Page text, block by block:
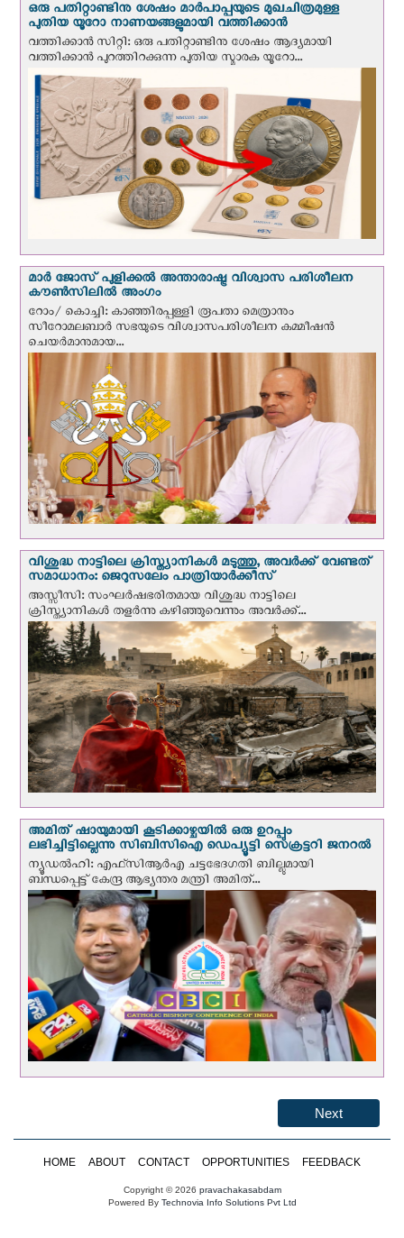
ഒരു പതിറ്റാണ്ടിനു ശേഷം മാർപാപ്പയുടെ മുഖചിത്രമുള്ള
പുതിയ യൂറോ നാണയങ്ങളുമായി വത്തിക്കാന്‍
വത്തിക്കാന്‍ സിറ്റി: ഒരു പതിറ്റാണ്ടിനു ശേഷം ആദ്യമായി
വത്തിക്കാൻ പുറത്തിറക്കുന്ന പുതിയ സ്മാരക യൂറോ...
മാർ ജോസ് പുളിക്കൽ അന്താരാഷ്ട്ര വിശ്വാസ പരിശീലന
കൗൺസിലിൽ അംഗം
റോം/ കൊച്ചി: കാഞ്ഞിരപ്പള്ളി രൂപതാ മെത്രാനും
സീറോമലബാർ സഭയുടെ വിശ്വാസപരിശീലന കമ്മീഷൻ
ചെയർമാനുമായ...
വിശുദ്ധ നാട്ടിലെ ക്രിസ്ത്യാനികൾ മടുത്തു, അവർക്ക് വേണ്ടത്
സമാധാനം: ജെറുസലേം പാത്രിയാര്‍ക്കീസ്
അസ്സീസി: സംഘര്‍ഷഭരിതമായ വിശുദ്ധ നാട്ടിലെ
ക്രിസ്ത്യാനികൾ തളര്‍ന്നു കഴിഞ്ഞുവെന്നും അവർക്ക്...
അമിത് ഷായുമായി കൂടിക്കാഴ്ചയില്‍ ഒരു ഉറപ്പും
ലഭിച്ചിട്ടില്ലെന്നു സിബിസിഐ ഡെപ്യൂട്ടി സെക്രട്ടറി ജനറല്‍
ന്യൂഡല്‍ഹി: എഫ്‌സിആര്‍എ ചട്ടഭേദഗതി ബില്ലുമായി
ബന്ധപ്പെട്ട് കേന്ദ്ര ആഭ്യന്തര മന്ത്രി അമിത്...
Next
HOME ABOUT CONTACT OPPORTUNITIES FEEDBACK
Copyright © 2026 pravachakasabdam
Powered ByTechnovia Info Solutions Pvt Ltd